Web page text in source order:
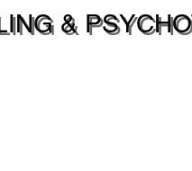
&
&